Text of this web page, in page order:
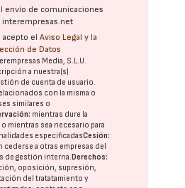
envío de comunicaciones
interempresas.net
acepto elAviso Legal y la
de Datos
Media, S.L.U.
a nuestra(s)
de cuenta de usuario.
con la misma o
similares o
mientras dure la
mientras sea necesario para
especificadasCesión:
cederse a otras empresas del
de gestión interna.Derechos:
oposición, supresión,
del tratatamiento y